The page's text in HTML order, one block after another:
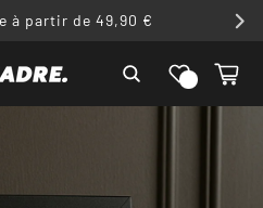
à partir de 49,90 €
Liste de
souhaits
Panier